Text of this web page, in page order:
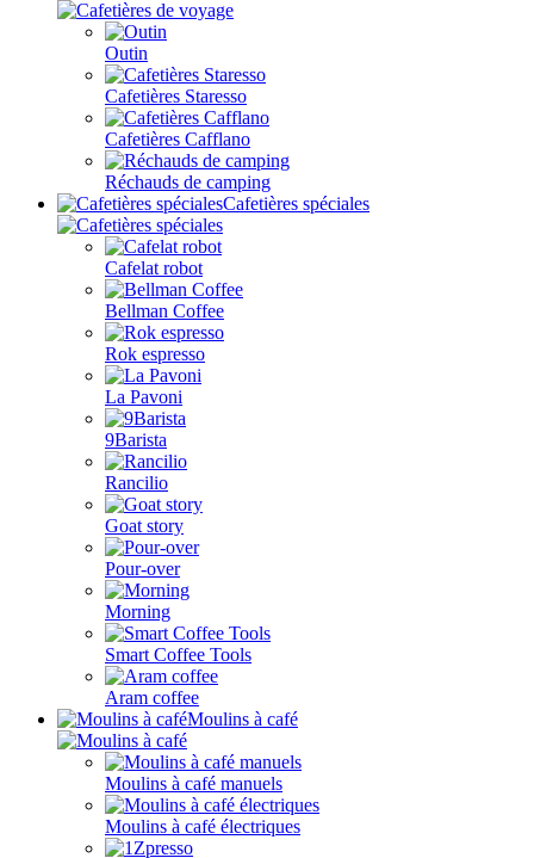
Outin
Cafetières Staresso
Cafetières Cafflano
Réchauds de camping
Cafetières spéciales
Cafelat robot
Bellman Coffee
Rok espresso
La Pavoni
9Barista
Rancilio
Goat story
Pour-over
Morning
Smart Coffee Tools
Aram coffee
Moulins à café
Moulins à café manuels
Moulins à café électriques